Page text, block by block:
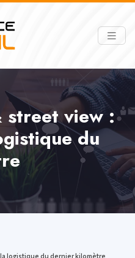
street view :
du
logistique du dernier kilomètre